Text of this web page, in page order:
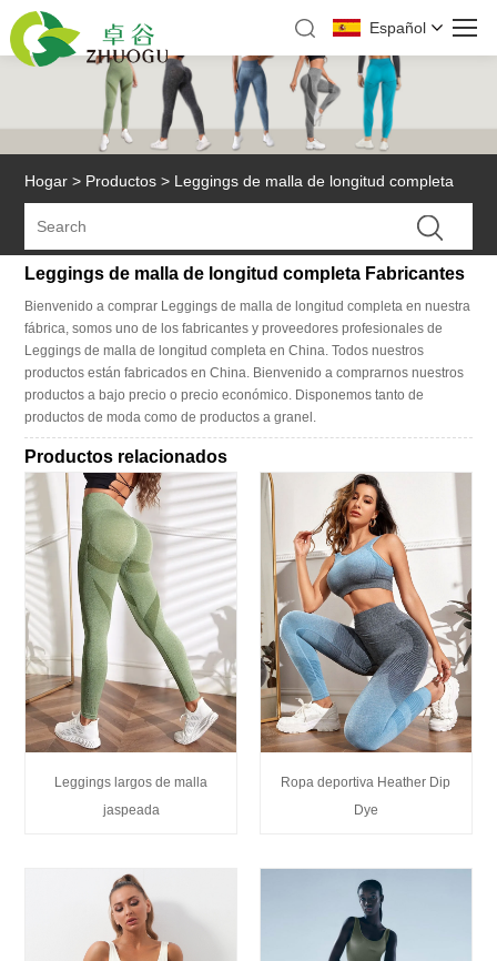
Español
Hogar > Productos > Leggings de malla de longitud completa
Leggings de malla de longitud completa Fabricantes
Bienvenido a comprar Leggings de malla de longitud completa en nuestra
fábrica, somos uno de los fabricantes y proveedores profesionales de
Leggings de malla de longitud completa en China. Todos nuestros
productos están fabricados en China. Bienvenido a comprarnos nuestros
productos a bajo precio o precio económico. Disponemos tanto de
productos de moda como de productos a granel.
Productos relacionados
Leggings largos de malla
jaspeada
Ropa deportiva Heather Dip
Dye